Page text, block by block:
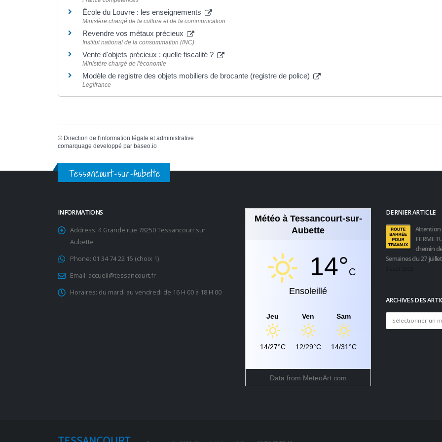
École du Louvre : les enseignements
Ministère chargé de la culture et de la communication
Revendre vos métaux précieux
Institut national de la consommation (INC)
Vente d'objets précieux : quelle fiscalité ?
Ministère chargé de l'économie
Modèle de registre des objets mobiliers de brocante (registre de police)
Legifrance
© Direction de l'information légale et administrative
comarquage developpé par baseo.io
Tessancourt-sur-Aubette
INFORMATIONS
Address: 4 Grande rue 78250 Tessancourt sur
Aubette
Phone: 01 34 74 22 15 (choix 1)
Email: accueil@tessancourt.fr
Horaires: du mardi au vendredi de 16 H 00 à 18 H 00
Météo à Tessancourt-sur-
Aubette
14°C
Ensoleillé
Jeu
14/27°C
Ven
12/29°C
Sam
14/31°C
Data from MeteoArt.com
DERNIER ARTICLE
Attention
chemin
Semaines du 27
ARCHIVES DES
Archives
des